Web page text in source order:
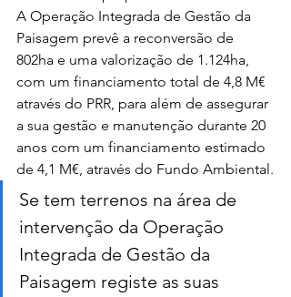
A Operação Integrada de Gestão da
Paisagem prevê a reconversão de
802ha e uma valorização de 1.124ha,
com um financiamento total de 4,8 M€
através do PRR, para além de assegurar
a sua gestão e manutenção durante 20
anos com um financiamento estimado
de 4,1 M€, através do Fundo Ambiental.
Se tem terrenos na área de
intervenção da Operação
Integrada de Gestão da
Paisagem registe as suas